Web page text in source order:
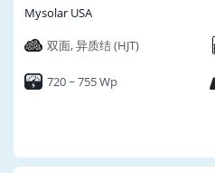
Mysolar USA
双面, 异质结 (HJT)
720 ~ 755 Wp